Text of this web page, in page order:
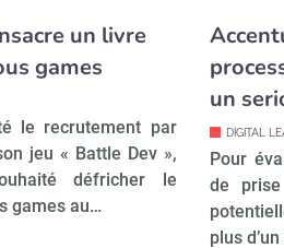
un livre
games
le recrutement par
jeu « Battle Dev »,
défricher le
games au…
un
DIGITAL
Pour
de
plus